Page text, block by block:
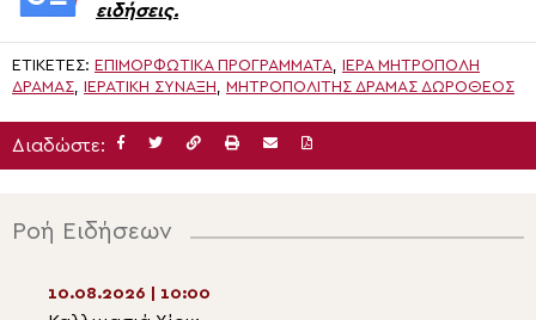
ειδήσεις.
ΕΤΙΚΈΤΕΣ: ΕΠΙΜΟΡΦΩΤΙΚΑ ΠΡΟΓΡΑΜΜΑΤΑ,
ΙΕΡΆ ΜΗΤΡΌΠΟΛΗ
ΔΡΆΜΑΣ, ΙΕΡΑΤΙΚΉ ΣΎΝΑΞΗ , ΜΗΤΡΟΠΟΛΊΤΗΣ ΔΡΆΜΑΣ ΔΩΡΌΘΕΟΣ
Διαδώστε:
Ροή Ειδήσεων
10.08.2026 | 10:00